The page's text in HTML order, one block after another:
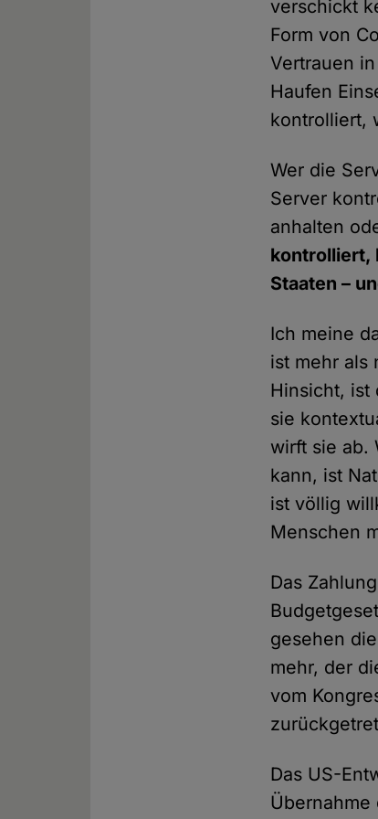
verschickt
Form von
Vertrauen
Haufen
kontrolliert,
Wer die
Server
anhalten
kontrolliert,
Staaten –
Ich meine
ist mehr als
Hinsicht, ist
sie
wirft sie ab.
kann, ist
ist völlig
Menschen
Das
gesehen
mehr, der
vom
Das US-
Übernahme